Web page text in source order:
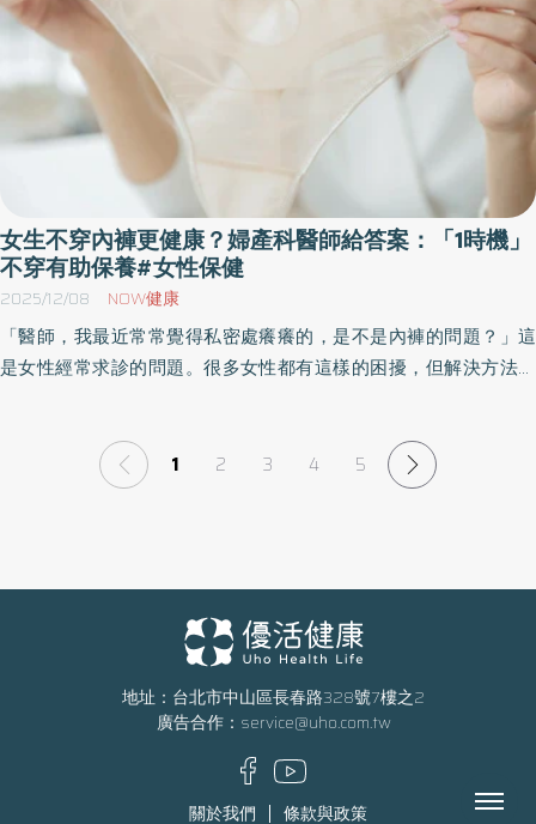
女生不穿內褲更健康？婦產科醫師給答案：「1時機」
不穿有助保養#女性保健
2025/12/08 NOW健康
「醫師，我最近常常覺得私密處癢癢的，是不是內褲的問題？」這
是女性經常求診的問題。很多女性都有這樣的困擾，但解決方法可
看，適度讓私密處透氣有助於保養。
1 2 3 4 5
地址：台北市中山區長春路328號7樓之2
廣告合作： service@uho.com.tw
關於我們 條款與政策 Menu